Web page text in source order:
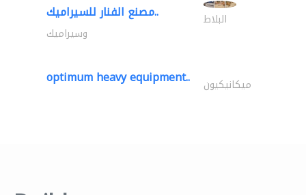
مصنع الفنار للسيراميك.. البلاط
وسيراميك
optimum heavy equipment.. ميكانيكيون